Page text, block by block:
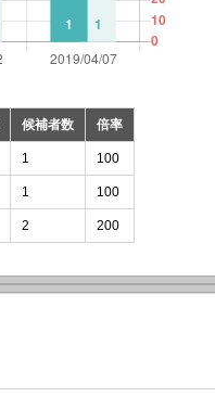
候補者数 倍率
1 100
1 100
2 200